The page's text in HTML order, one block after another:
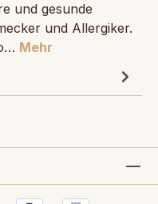
und gesunde
und Allergiker.
Mehr